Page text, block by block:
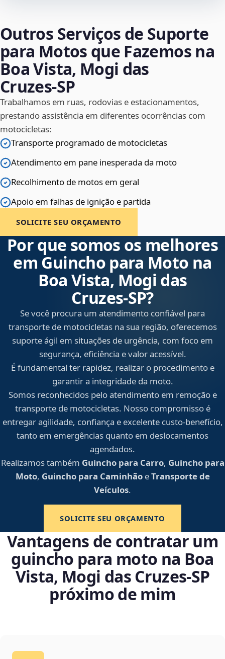
Outros Serviços de Suporte
para Motos que Fazemos na
Boa Vista, Mogi das
Cruzes‑SP
Trabalhamos em ruas, rodovias e estacionamentos,
prestando assistência em diferentes ocorrências com
motocicletas:
Transporte programado de motocicletas
Atendimento em pane inesperada da moto
Recolhimento de motos em geral
Apoio em falhas de ignição e partida
SOLICITE SEU ORÇAMENTO
Por que somos os melhores
em Guincho para Moto na
Boa Vista, Mogi das
Cruzes‑SP?
Se você procura um atendimento confiável para
transporte de motocicletas na sua região, oferecemos
suporte ágil em situações de urgência, com foco em
segurança, eficiência e valor acessível.
É fundamental ter rapidez, realizar o procedimento e
garantir a integridade da moto.
Somos reconhecidos pelo atendimento em remoção e
transporte de motocicletas. Nosso compromisso é
entregar agilidade, confiança e excelente custo-benefício,
tanto em emergências quanto em deslocamentos
agendados.
Realizamos também Guincho para Carro, Guincho para
Moto, Guincho para CaminhãoeTransporte de
Veículos.
SOLICITE SEU ORÇAMENTO
Vantagens de contratar um
guincho para moto na Boa
Vista, Mogi das Cruzes‑SP
próximo de mim